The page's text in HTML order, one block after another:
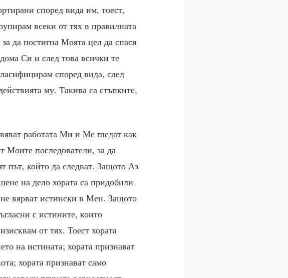
според вида им, тоест,
всеки от тях в правилната
да постигна Моята цел да спася
Си и след това всички те
според вида, след
му. Такива са стъпките,
работата Ми и Ме гледат как
Моите последователи, за да
път, който да следват. Защото Аз
на дело хората са придобили
вярват истински в Мен. Защото
с истините, които
от тях. Тоест хората
на истината; хората признават
хората признават само